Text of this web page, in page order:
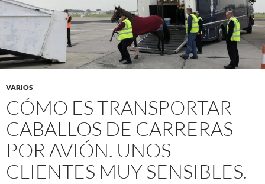
VARIOS
CÓMO ES TRANSPORTAR
CABALLOS DE CARRERAS
POR AVIÓN. UNOS
CLIENTES MUY SENSIBLES.